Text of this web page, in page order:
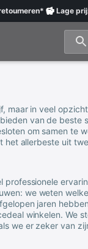
* Lage
maar in veel
van de beste
om samen te
het allerbeste uit
we weten
jaren
winkelen. We
we er zeker van